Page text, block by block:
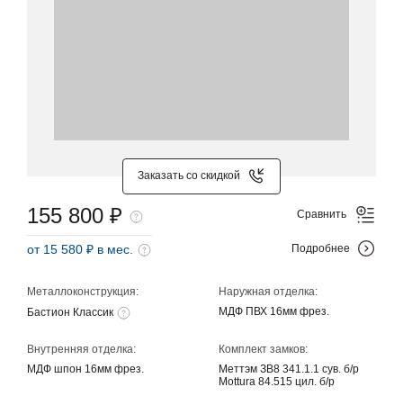
Заказать со скидкой
Металлоконструкция:
Бастион Классик
Наружная отделка:
МДФ ПВХ 16мм фрез.
Внутренняя отделка:
МДФ шпон 16мм фрез.
Комплект замков:
Меттэм ЗВ8 341.1.1 сув. б/р
Mottura 84.515 цил. б/р
155 800 ₽
от 15 580 ₽ в мес.
Сравнить
Подробнее